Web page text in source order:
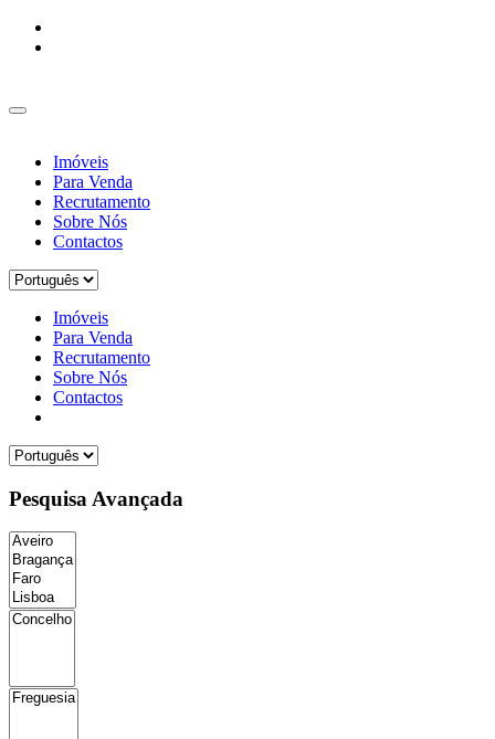
Imóveis
Para Venda
Recrutamento
Sobre Nós
Contactos
Imóveis
Para Venda
Recrutamento
Sobre Nós
Contactos
Pesquisa Avançada